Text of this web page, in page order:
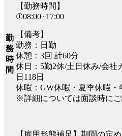
勤
務
時
間
【勤務時間】
①08:00~17:00
【備考】
勤務：日勤
休憩：3回 計60分
休日：5勤2休/土日休み/会社
日118日
休暇：GW休暇・夏季休暇・
※詳細については面談時にご
【雇用形態補足】期間の定